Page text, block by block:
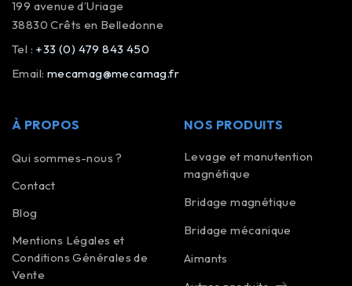
199 avenue d’Uriage
38830 Crêts en Belledonne
Tel : +33 (0) 479 843 450
Email: mecamag@mecamag.fr
À PROPOS
Qui sommes-nous ?
Contact
Blog
Mentions Légales et
Conditions Générales de
Vente
NOS PRODUITS
Levage et manutention
magnétique
Bridage magnétique
Bridage mécanique
Aimants